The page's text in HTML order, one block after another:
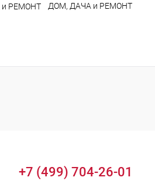
ДOM, ДАЧА и РЕМОНТ
+7 (499) 704-26-01